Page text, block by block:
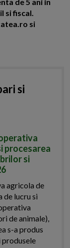
si fiscal.
si
si
procesarea
si
agricola de
de lucru si
de animale),
s-a produs
produsele